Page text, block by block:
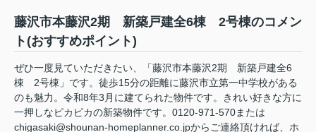
藤沢市本藤沢2期 新築戸建全6棟 2号棟のコメン
ト(おすすめポイント)
ぜひ一度見ていただきたい、「藤沢市本藤沢2期 新築戸建全6
棟 2号棟」です。徒歩15分の距離に藤沢市立第一中学校がある
のも魅力。令和8年3月に建てられた物件です。きれい好きな方に
一押しなピカピカの新築物件です。0120-971-570または
chigasaki@shounan-homeplanner.co.jpからご連絡頂ければ、ホ